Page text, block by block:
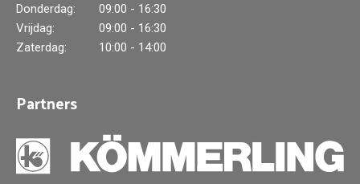
Donderdag:
09:00 - 16:30
Vrijdag:
09:00 - 16:30
Zaterdag:
10:00 - 14:00
Partners